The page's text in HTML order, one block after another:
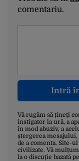
comentariu.
Intră
Vă rugăm să țineți
instigator la ură, a
în mod abuziv, a
ștergerea mesajului,
de a comenta. Site-
civilizate. Vă
la o discuție bazată